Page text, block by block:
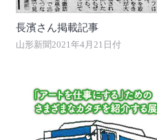
長濱さん掲載記事
山形新聞2021年4月21日付